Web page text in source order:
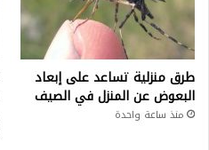
طرق منزلية تساعد على إبعاد
البعوض عن المنزل في الصيف
منذ ساعة واحدة